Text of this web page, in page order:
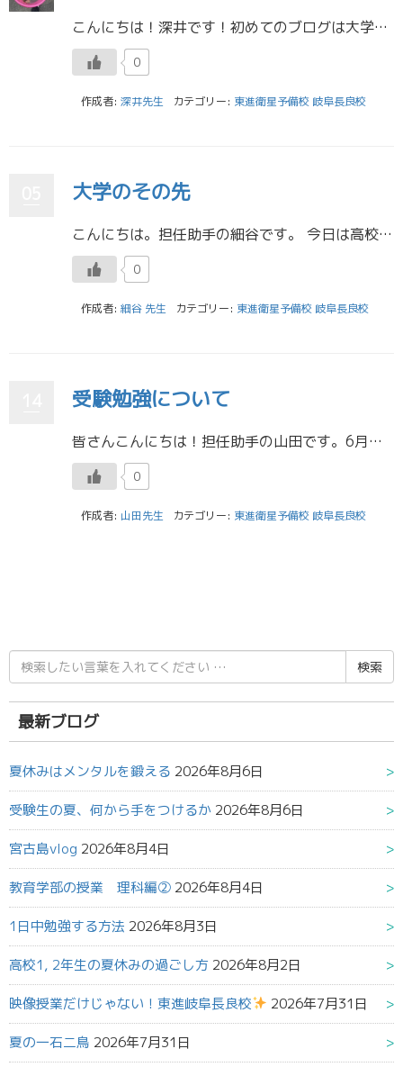
こんにちは！深井です！初めてのブログは大学生最初の夏休みで一番楽しかった思い出について書こうと思います。 私は理科教育講座で生物科を志望しており、同じ生物科志望のクラスメイトたちと一緒に、京都の舞鶴で3泊4日の臨海実習に […]
0
作成者: 深井先生 カテゴリー: 東進衛星予備校 岐阜長良校
大学のその先
こんにちは。担任助手の細谷です。 今日は高校受験ですね！ あいにくの雨ですが、たくさんの受験生が真剣な顔で会場へ向かう姿を見かけ、なんだか懐かしい気持ちになりました。 初めての受験、とても緊張したのを今でも覚えています。 […]
0
作成者: 細谷 先生 カテゴリー: 東進衛星予備校 岐阜長良校
受験勉強について
皆さんこんにちは！担任助手の山田です。6月に入り、暑くなってきましたが皆さんいかがお過ごしでしょうか。今回は中間テストも終わり、そろそろ部活も引退する皆さんに受験について話したいと思います。 中間テストが終わり、高校の範 […]
0
作成者: 山田先生 カテゴリー: 東進衛星予備校 岐阜長良校
検
索
結
果:
最新ブログ
夏休みはメンタルを鍛える 2026年8月6日
受験生の夏、何から手をつけるか 2026年8月6日
宮古島vlog 2026年8月4日
教育学部の授業 理科編② 2026年8月4日
1日中勉強する方法 2026年8月3日
高校1, 2年生の夏休みの過ごし方 2026年8月2日
映像授業だけじゃない！東進岐阜長良校 2026年7月31日
夏の一石二鳥 2026年7月31日